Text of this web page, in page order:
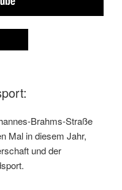
Brahms-Straße
Mal in diesem Jahr,
und der